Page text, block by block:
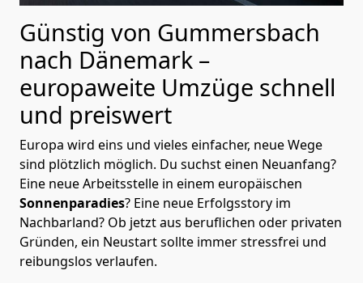
Günstig von Gummersbach
nach Dänemark –
europaweite Umzüge schnell
und preiswert
Europa wird eins und vieles einfacher, neue Wege
sind plötzlich möglich. Du suchst einen Neuanfang?
Eine neue Arbeitsstelle in einem europäischen
Sonnenparadies? Eine neue Erfolgsstory im
Nachbarland? Ob jetzt aus beruflichen oder privaten
Gründen, ein Neustart sollte immer stressfrei und
reibungslos verlaufen.